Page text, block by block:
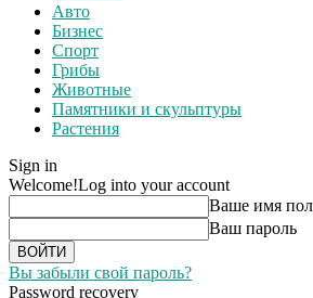
Авто
Бизнес
Спорт
Грибы
Животные
Памятники и скульптуры
Растения
Sign in
Welcome!Log into your account
Ваше имя
Ваш пароль
Вы забыли свой пароль?
Password recovery